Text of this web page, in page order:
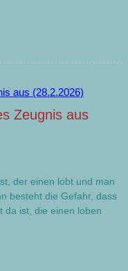
Zeugnis aus
der einen lobt und man
besteht die Gefahr, dass
da ist, die einen loben